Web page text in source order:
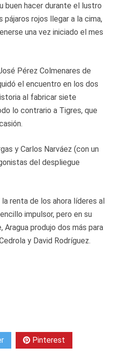
buen hacer durante el lustro
rojos llegar a la cima,
una vez iniciado el mes
Pérez Colmenares de
el encuentro en los dos
al fabricar siete
lo contrario a Tigres, que
y Carlos Narváez (con un
del despliegue
renta de los ahora líderes al
impulsor, pero en su
produjo dos más para
y David Rodríguez.
Pinterest